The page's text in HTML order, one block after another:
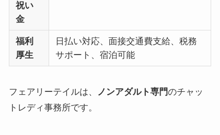
祝い
金
福利
厚生
日払い対応、面接交通費支給、税務
サポート、宿泊可能
フェアリーテイルは、 ノンアダルト専門のチャッ
トレディ事務所です。